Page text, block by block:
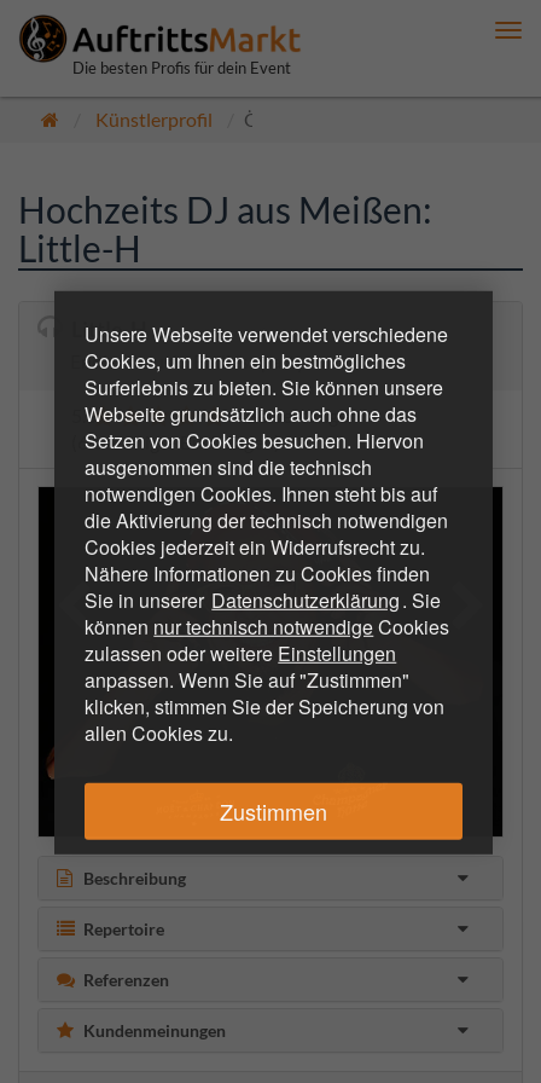
Unsere Webseite verwendet verschiedene
Cookies, um Ihnen ein bestmögliches
Surferlebnis zu bieten. Sie können unsere
Webseite grundsätzlich auch ohne das
Setzen von Cookies besuchen. Hiervon
ausgenommen sind die technisch
notwendigen Cookies. Ihnen steht bis auf
die Aktivierung der technisch notwendigen
Cookies jederzeit ein Widerrufsrecht zu.
Nähere Informationen zu Cookies finden
Sie in unserer Datenschutzerklärung. Sie
können nur technisch notwendigeCookies
zulassen oder weitere Einstellungen
anpassen. Wenn Sie auf "Zustimmen"
klicken, stimmen Sie der Speicherung von
allen Cookies zu.
Zustimmen
Die besten Profis für dein Event
Künstlerprofil Öffentlich
Hochzeits DJ aus Meißen:
Little-H
Little-H
Endless music. Endless party.
5.0
4 Bewertungen
(6 bestätigte Buchungen)
Beschreibung
Repertoire
Referenzen
Kundenmeinungen